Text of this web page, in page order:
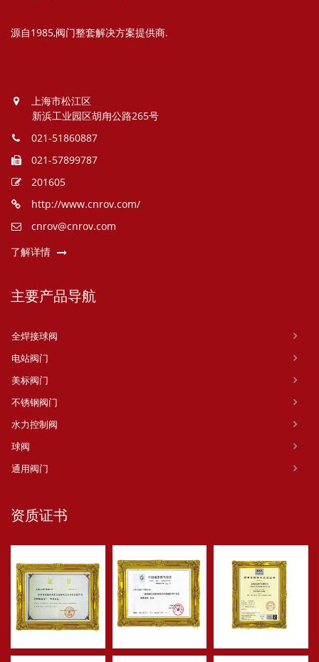
源自1985,阀门整套解决方案提供商.
上海市松江区
新浜工业园区胡甪公路265号
021-51860887
021-57899787
201605
http://www.cnrov.com/
cnrov@cnrov.com
了解详情
主要产品导航
全焊接球阀
电站阀门
美标阀门
不锈钢阀门
水力控制阀
球阀
通用阀门
资质证书